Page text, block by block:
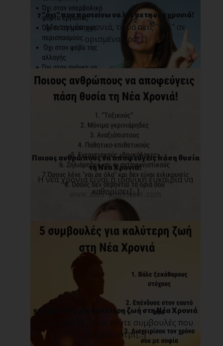
7 "όχι" που προτείνω να λες με τη νέα χρονιά!
Με τη νέα χρονιά, το να πεις "όχι" σε
ορισμένα πρά[...]
Ποιους ανθρώπους να αποφεύγεις πάση θυσία
τη Νέα Χρονιά!
Η νέα χρονιά είναι η ιδανική ευκαιρία να
καθαρίσει[...]
5 συμβουλές για καλύτερη ζωή στη Νέα Χρονιά
Πιο κάτω θα βρεις πέντε συμβουλές που
αντικατοπτρί[...]